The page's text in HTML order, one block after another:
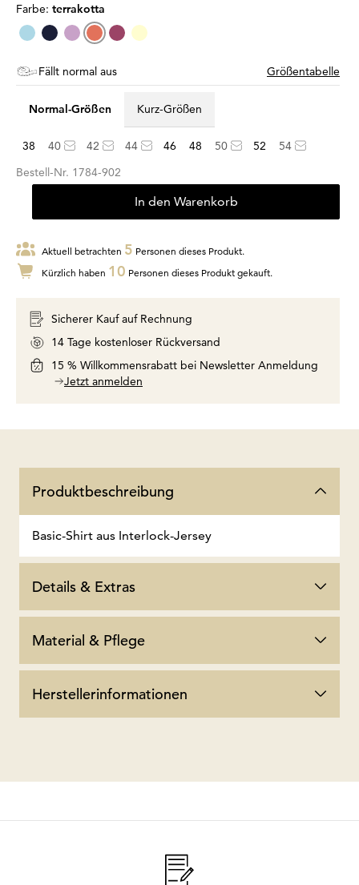
Farbe: terrakotta
Fällt normal aus Größentabelle
Normal-Größen Kurz-Größen
38 40 42 44 46 48 50 52
54
Bestell-Nr. 1784-902
In den Warenkorb
Aktuell betrachten 5 Personen dieses Produkt.
Kürzlich haben 10 Personen dieses Produkt gekauft.
Sicherer Kauf auf Rechnung
14 Tage kostenloser Rückversand
15 % Willkommensrabatt bei Newsletter Anmeldung
Jetzt anmelden
Produktbeschreibung
Basic-Shirt aus Interlock-Jersey
Details & Extras
Material & Pflege
Herstellerinformationen